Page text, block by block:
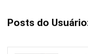
Posts do